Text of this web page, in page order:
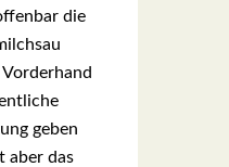
die
geben
aber das